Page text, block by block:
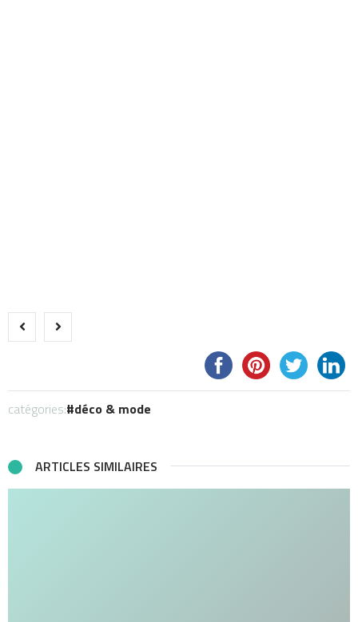
catégories: déco & mode
ARTICLES SIMILAIRES